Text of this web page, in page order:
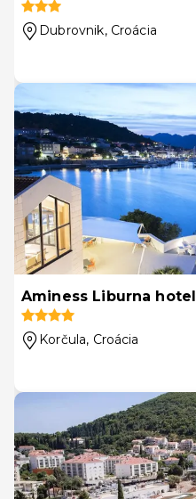
Dubrovnik, Croácia
Aminess Liburna hotel
Korčula, Croácia